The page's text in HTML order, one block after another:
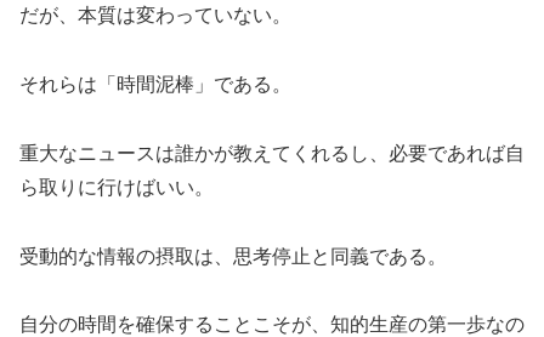
だが、本質は変わっていない。
それらは「時間泥棒」である。
重大なニュースは誰かが教えてくれるし、必要であれば自
ら取りに行けばいい。
受動的な情報の摂取は、思考停止と同義である。
自分の時間を確保することこそが、知的生産の第一歩なの